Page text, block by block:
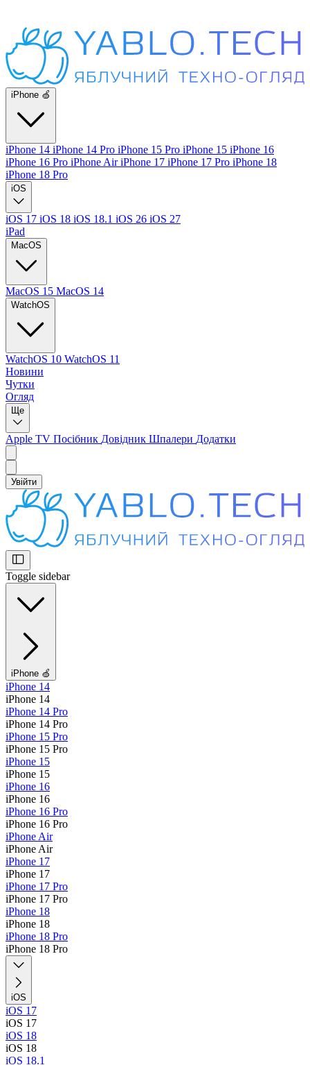
iPhone 🍏
iPhone 14 iPhone 14 Pro iPhone 15 Pro iPhone 15 iPhone 16
iPhone 16 Pro iPhone AiriPhone 17 iPhone 17 Pro iPhone 18
iPhone 18 Pro
iOS
iOS 17 iOS 18 iOS 18.1 iOS 26 iOS 27
iPad
MacOS
MacOS 15 MacOS 14
WatchOS
WatchOS 10 WatchOS 11
Новини
Чутки
Огляд
Ще
Apple TV Посібник Довідник Шпалери Додатки
Увійти
Toggle sidebar
iPhone 🍏
iPhone 14
iPhone 14
iPhone 14 Pro
iPhone 14 Pro
iPhone 15 Pro
iPhone 15 Pro
iPhone 15
iPhone 15
iPhone 16
iPhone 16
iPhone 16 Pro
iPhone 16 Pro
iPhone Air
iPhone Air
iPhone 17
iPhone 17
iPhone 17 Pro
iPhone 17 Pro
iPhone 18
iPhone 18
iPhone 18 Pro
iPhone 18 Pro
iOS
iOS 17
iOS 17
iOS 18
iOS 18
iOS 18.1